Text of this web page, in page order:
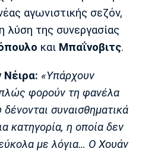
Πανσερραϊκός
Ρεάλ
Ατλέτικο
Μαδρίτης
αγωνιστικής σεζόν,
λύση της συνεργασίας
και Μπαΐνοβιτς.
Νέιρα: «Υπάρχουν
φορούν τη φανέλα
συναισθηματικά
κατηγορία, η οποία δεν
με λόγια… Ο Χουάν